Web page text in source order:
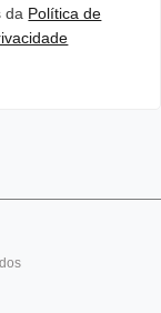
da Política de